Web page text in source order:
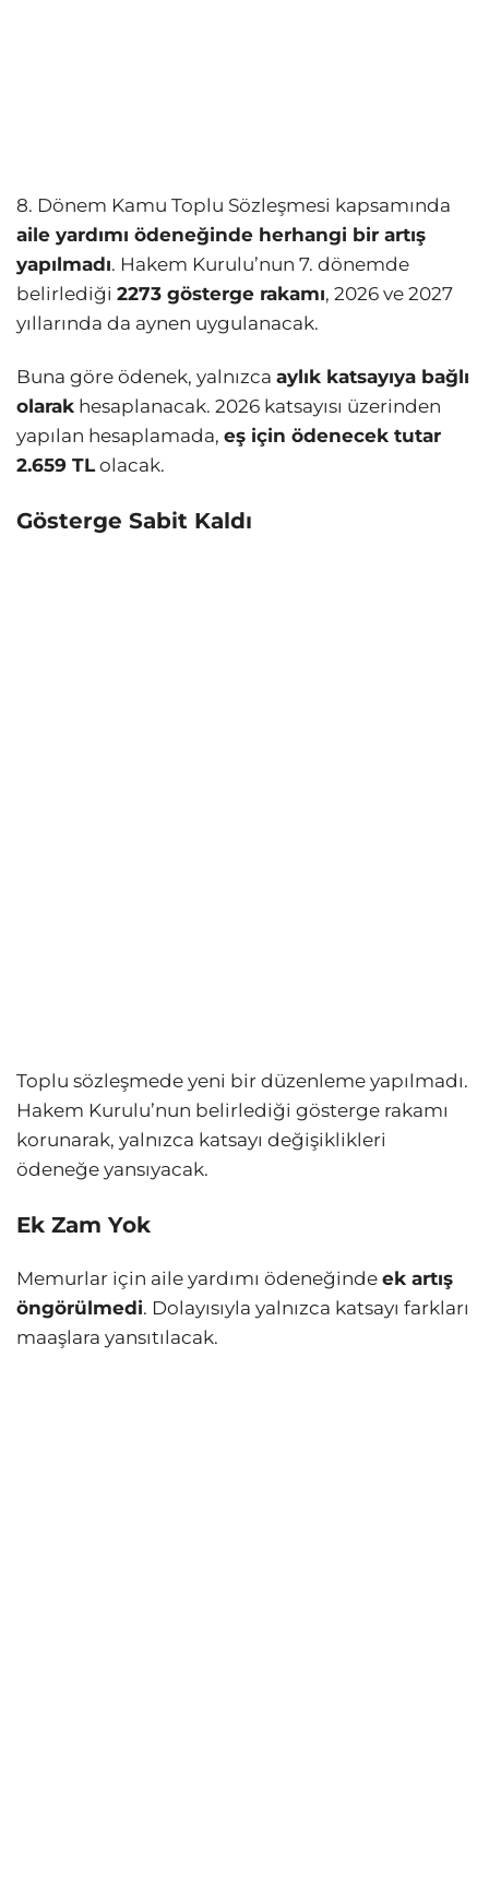
8. Dönem Kamu Toplu Sözleşmesi kapsamında
aile yardımı ödeneğinde herhangi bir artış
yapılmadı. Hakem Kurulu’nun 7. dönemde
belirlediği 2273 gösterge rakamı, 2026 ve 2027
yıllarında da aynen uygulanacak.
Buna göre ödenek, yalnızca aylık katsayıya bağlı
olarak hesaplanacak. 2026 katsayısı üzerinden
yapılan hesaplamada, eş için ödenecek tutar
2.659 TLolacak.
Gösterge Sabit Kaldı
Toplu sözleşmede yeni bir düzenleme yapılmadı.
Hakem Kurulu’nun belirlediği gösterge rakamı
korunarak, yalnızca katsayı değişiklikleri
ödeneğe yansıyacak.
Ek Zam Yok
Memurlar için aile yardımı ödeneğinde ek artış
öngörülmedi. Dolayısıyla yalnızca katsayı farkları
maaşlara yansıtılacak.